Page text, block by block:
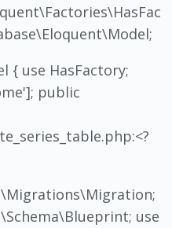
{ use HasFactory;
public
use